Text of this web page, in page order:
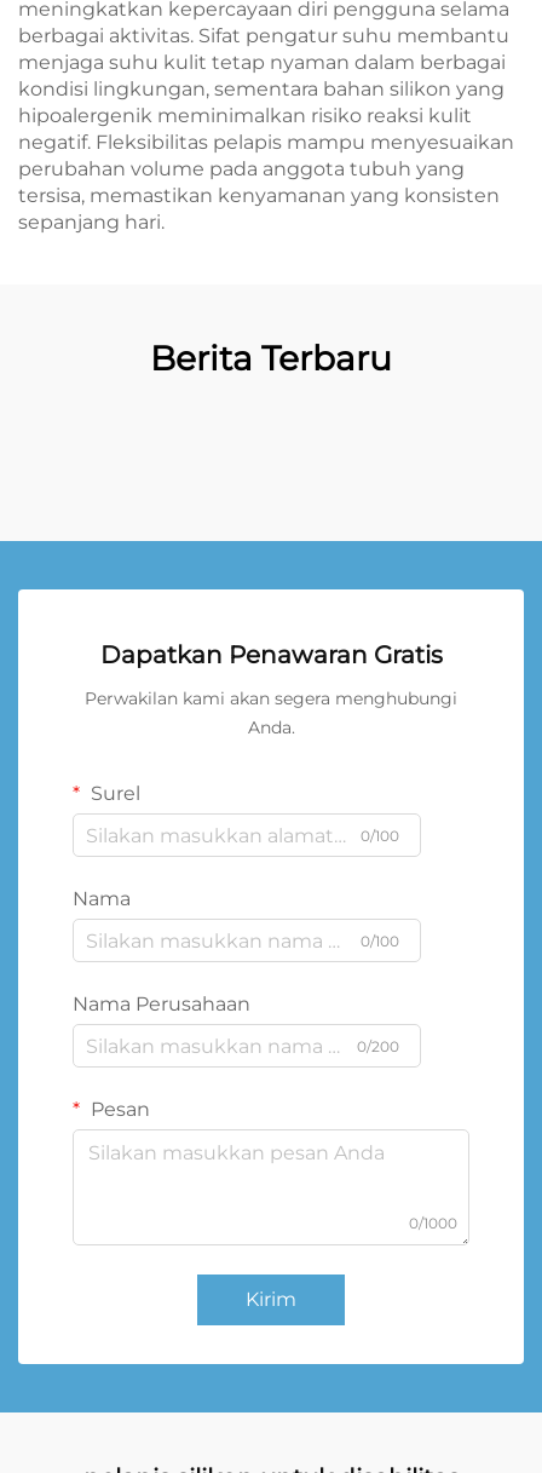
meningkatkan kepercayaan diri pengguna selama
berbagai aktivitas. Sifat pengatur suhu membantu
menjaga suhu kulit tetap nyaman dalam berbagai
kondisi lingkungan, sementara bahan silikon yang
hipoalergenik meminimalkan risiko reaksi kulit
negatif. Fleksibilitas pelapis mampu menyesuaikan
perubahan volume pada anggota tubuh yang
tersisa, memastikan kenyamanan yang konsisten
sepanjang hari.
Berita Terbaru
Dapatkan Penawaran Gratis
Perwakilan kami akan segera menghubungi
Anda.
Surel
0/100
Nama
0/100
Nama Perusahaan
0/200
Pesan
0/1000
Kirim